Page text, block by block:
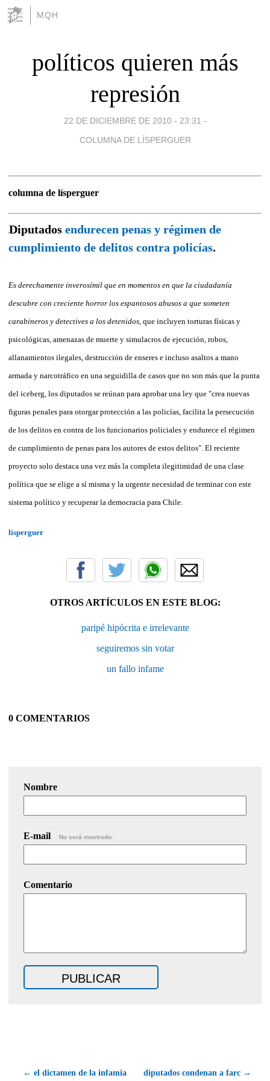
MQH
políticos quieren más
represión
22 DE DICIEMBRE DE 2010 - 23:31 -
COLUMNA DE LÍSPERGUER
columna de lísperguer
Diputados endurecen penas y régimen de
cumplimiento de delitos contra policías.
Es derechamente inverosímil que en momentos en que la ciudadanía
descubre con creciente horror los espantosos abusos a que someten
carabineros y detectives a los detenidos, que incluyen torturas físicas y
psicológicas, amenazas de muerte y simulacros de ejecución, robos,
allanamientos ilegales, destrucción de enseres e incluso asaltos a mano
armada y narcotráfico en una seguidilla de casos que no son más que la punta
del iceberg, los diputados se reúnan para aprobar una ley que "crea nuevas
figuras penales para otorgar protección a las policías, facilita la persecución
de los delitos en contra de los funcionarios policiales y endurece el régimen
de cumplimiento de penas para los autores de estos delitos". El reciente
proyecto solo destaca una vez más la completa ilegitimidad de una clase
política que se elige a sí misma y la urgente necesidad de terminar con este
sistema político y recuperar la democracia para Chile.
lísperguer
OTROS ARTÍCULOS EN ESTE BLOG:
paripé hipócrita e irrelevante
seguiremos sin votar
un fallo infame
0 COMENTARIOS
Nombre
E-mail No será mostrado.
Comentario
← el dictamen de la infamia diputados condenan a farc →